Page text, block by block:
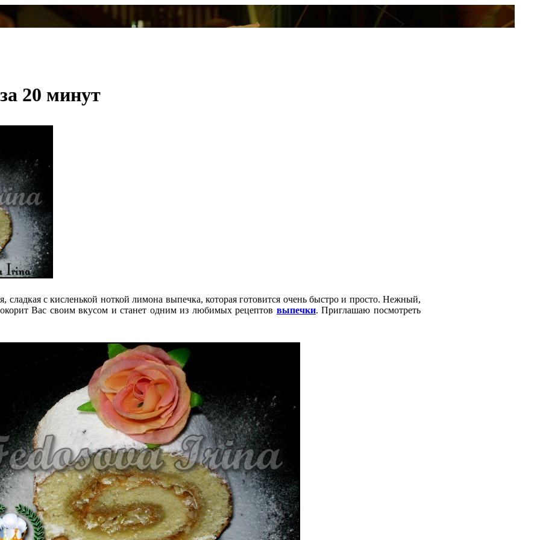
20 минут
сладкая с кисленькой ноткой лимона выпечка, которая готовится очень быстро и просто. Нежный,
Вас своим вкусом и станет одним из любимых рецептов выпечки. Приглашаю посмотреть